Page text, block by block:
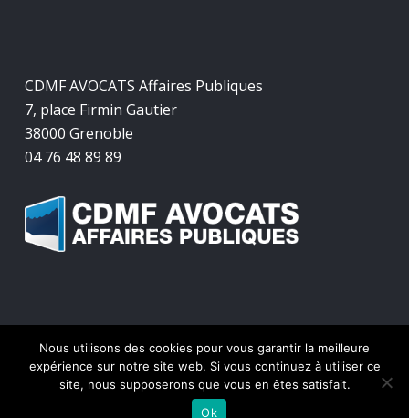
CDMF AVOCATS Affaires Publiques
7, place Firmin Gautier
38000 Grenoble
04 76 48 89 89
© 2026 CDMF Avocats Affaires Publiques.
Nous utilisons des cookies pour vous garantir la meilleure
expérience sur notre site web. Si vous continuez à utiliser ce
site, nous supposerons que vous en êtes satisfait.
Ok